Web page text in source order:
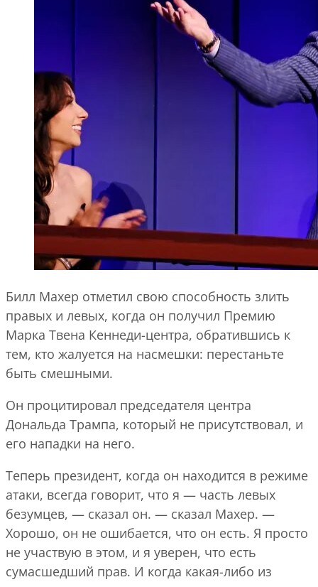
Билл Махер отметил свою способность злить
правых и левых, когда он получил Премию
Марка Твена Кеннеди-центра, обратившись к
тем, кто жалуется на насмешки: перестаньте
быть смешными.
Он процитировал председателя центра
Дональда Трампа, который не присутствовал, и
его нападки на него.
Теперь президент, когда он находится в режиме
атаки, всегда говорит, что я — часть левых
безумцев, — сказал он. — сказал Махер. —
Хорошо, он не ошибается, что он есть. Я просто
не участвую в этом, и я уверен, что есть
сумасшедший прав. И когда какая-либо из